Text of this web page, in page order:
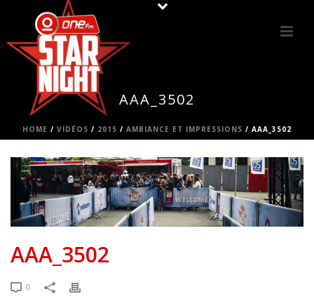
AAA_3502
HOME / VIDÉOS / 2015 / AMBIANCE ET IMPRESSIONS / AAA_3502
AAA_3502
0